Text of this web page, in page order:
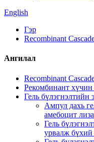
English
Гэр
Recombinant
Ангилал
Recombinant
Рекомбинант
Гель
Ампул дахь
амебоцит
Гель
урвалж